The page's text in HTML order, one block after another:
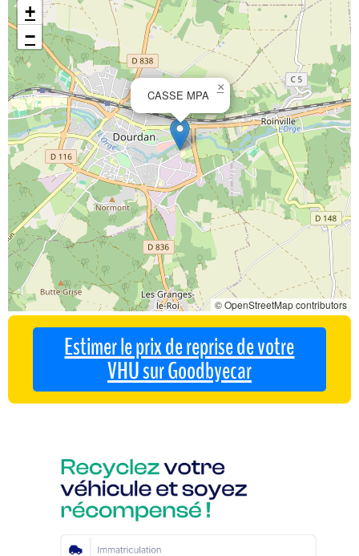
CASSE MPA
×
+
−
© OpenStreetMap contributors
Estimer le prix de reprise de votre
VHU sur Goodbyecar